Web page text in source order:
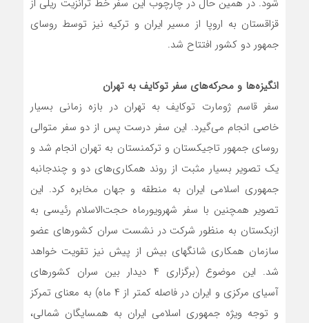
شود. در همین حال در چارچوب این سفر خط ترانزیت ریلی از
قزاقستان به اروپا از مسیر ایران و ترکیه نیز توسط روسای
جمهور دو کشور افتتاح شد.
انگیزه‌ها و محرکه‌های سفر توکایف به تهران
سفر قاسم ژومارت توکایف به تهران در بازه زمانی بسیار
خاصی انجام می‌گیرد. این سفر درست پس از دو سفر متوالی
روسای جمهور تاجیکستان و ترکمنستان به تهران انجام شد و
یک تصویر بسیار مثبت از روند همکاری‌های دو و چندجانبه
جمهوری اسلامی ایران به منطقه و جهان مخابره کرد. این
تصویر همچنین با سفر شهرویورماه حجت‌الاسلام رئیسی به
ازبکستان به منظور شرکت در نشست سران کشورهای عضو
سازمان همکاری شانگهای بیش از پیش نیز تقویت خواهد
شد. این موضوع (برگزاری ۴ دیدار بین سران کشورهای
آسیای مرکزی و ایران در فاصله کمتر از ۴ ماه) به معنای تمرکز
و توجه ویژه جمهوری اسلامی ایران به همسایگان شمالی،